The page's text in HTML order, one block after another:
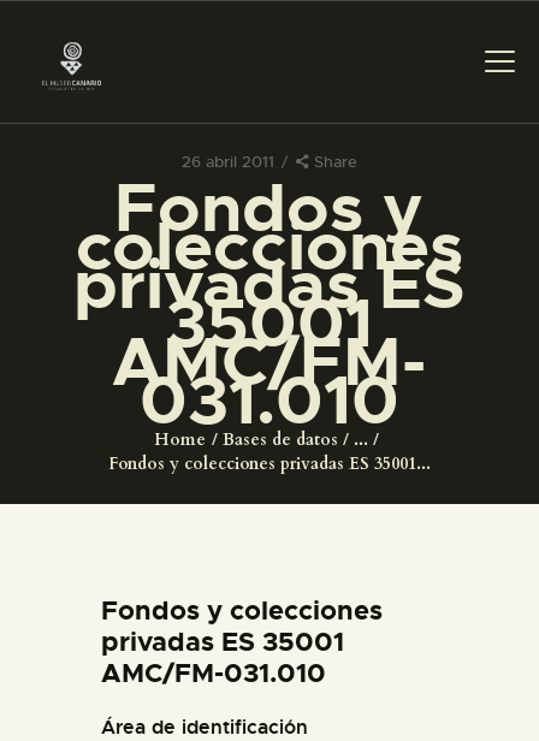
26 abril 2011 Share
Fondos y
colecciones
privadas ES
35001
AMC/FM-
031.010
Home Bases de datos
...
Fondos y colecciones privadas ES 35001...
PREPARAR LA VISITA
ACTIVIDADES
█
EL MUSEO
ESPAÑOL
Fondos y colecciones
privadas ES 35001
AMC/FM-031.010
Área de identificación